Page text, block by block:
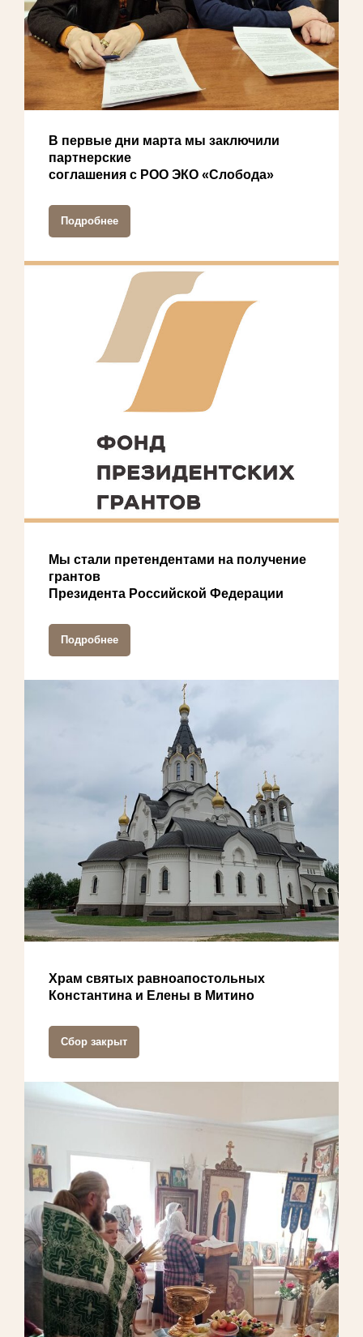
В первые дни марта мы заключили
партнерские
соглашения с РОО ЭКО «Слобода»
Подробнее
Мы стали претендентами на получение
грантов
Президента Российской Федерации
Подробнее
Храм святых равноапостольных
Константина и Елены в Митино
Сбор закрыт